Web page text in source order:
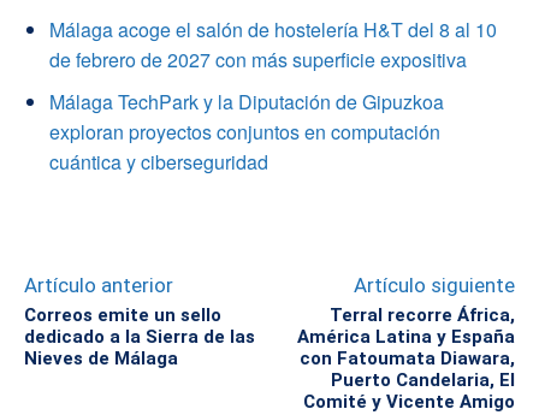
Málaga acoge el salón de hostelería H&T del 8 al 10
de febrero de 2027 con más superficie expositiva
Málaga TechPark y la Diputación de Gipuzkoa
exploran proyectos conjuntos en computación
cuántica y ciberseguridad
Artículo anterior
Correos emite un sello
dedicado a la Sierra de las
Nieves de Málaga
Artículo siguiente
Terral recorre África,
América Latina y España
con Fatoumata Diawara,
Puerto Candelaria, El
Comité y Vicente Amigo